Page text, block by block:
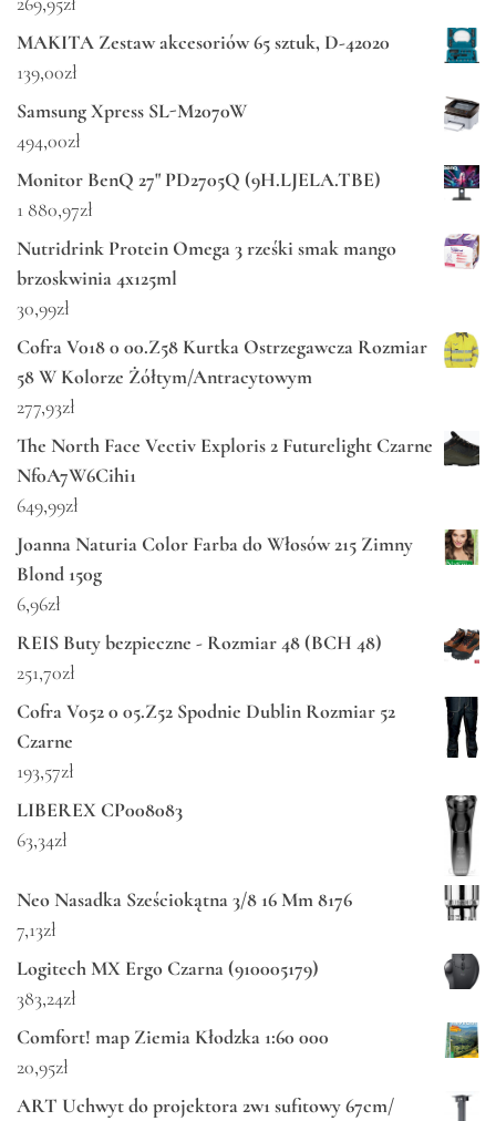
MAKITA Zestaw akcesoriów 65 sztuk, D-42020
139,00zł
Samsung Xpress SL-M2070W
494,00zł
Monitor BenQ 27" PD2705Q (9H.LJELA.TBE)
1 880,97zł
Nutridrink Protein Omega 3 rześki smak mango
brzoskwinia 4x125ml
30,99zł
Cofra V018 0 00.Z58 Kurtka Ostrzegawcza Rozmiar
58 W Kolorze Żółtym/Antracytowym
277,93zł
The North Face Vectiv Exploris 2 Futurelight Czarne
Nf0A7W6Cihi1
649,99zł
Joanna Naturia Color Farba do Włosów 215 Zimny
Blond 150g
6,96zł
REIS Buty bezpieczne - Rozmiar 48 (BCH 48)
251,70zł
Cofra V052 0 05.Z52 Spodnie Dublin Rozmiar 52
Czarne
193,57zł
LIBEREX CP008083
63,34zł
Neo Nasadka Sześciokątna 3/8 16 Mm 8176
7,13zł
Logitech MX Ergo Czarna (910005179)
383,24zł
Comfort! map Ziemia Kłodzka 1:60 000
20,95zł
ART Uchwyt do projektora 2w1 sufitowy 67cm/